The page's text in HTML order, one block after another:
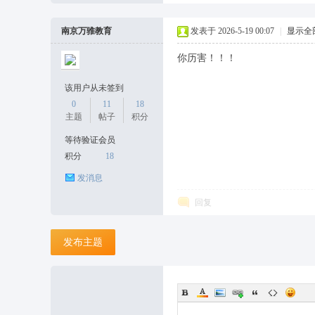
南京万骓教育
该用户从未签到
0
主题
11
帖子
18
积分
等待验证会员
积分
18
发消息
发表于 2026-5-19 00:07 显示全
你历害！！！
回复
发布主题